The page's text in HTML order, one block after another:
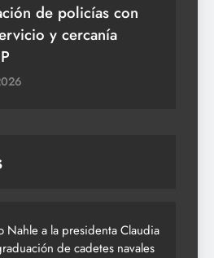
de policías con
y cercanía
Nahle a la presidenta Claudia
de cadetes navales